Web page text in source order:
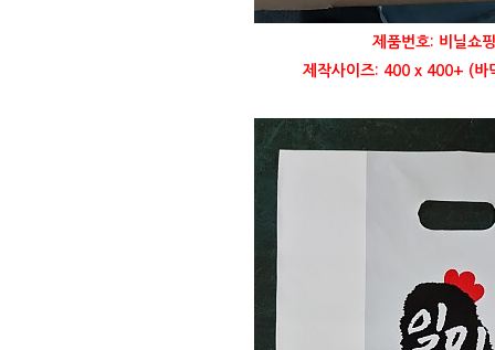
제품번호: 비닐쇼
제작사이즈: 400 x 400+ (바